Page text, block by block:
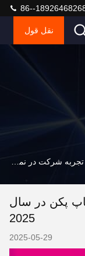
86--
نقل قول
پکن در سال
2025
2025-05-29